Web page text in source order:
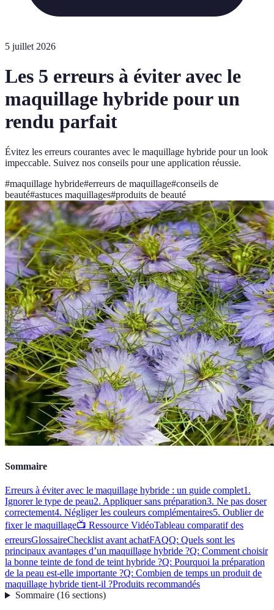
5 juillet 2026
Les 5 erreurs à éviter avec le
maquillage hybride pour un
rendu parfait
Évitez les erreurs courantes avec le maquillage hybride pour un look
impeccable. Suivez nos conseils pour une application réussie.
#maquillage hybride#erreurs de maquillage#conseils de
beauté#astuces maquillages#produits de beauté
Sommaire
Erreurs à éviter avec le maquillage hybride : un guide complet1.
Ignorer le type de peau2. Appliquer sans préparation3. Ne pas doser
correctement4. Négliger les couleurs complémentaires5. Oublier de
fixer le maquillage📺 Ressource VidéoTableau comparatif des
erreursGlossaireChecklist avant achatFAQQ: Quels sont les
principaux avantages d’un maquillage hybride ?Q: Comment choisir
la bonne teinte de fond de teint hybride ?Q: Pourquoi la préparation
de la peau est-elle importante ?Q: Combien de temps un produit de
maquillage hybride tient-il ?Produits recommandés
Sommaire(16 sections)